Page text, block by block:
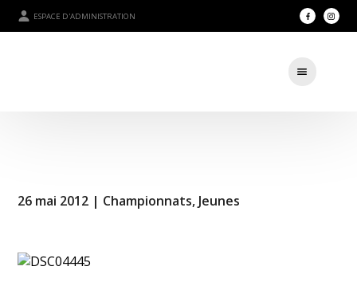
ESPACE D'ADMINISTRATION
26 mai 2012 | Championnats, Jeunes